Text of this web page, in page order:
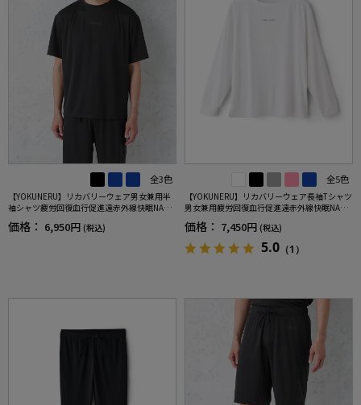
全3色
【YOKUNERU】リカバリーウェア男女兼用半
袖シャツ疲労回復血行促進遠赤外線快眠NANO
MIX(R)【一般医療機器】SS～LLサイズ
価格： 6,950円 (税込)
全5色
【YOKUNERU】リカバリーウェア長袖Tシャツ
男女兼用疲労回復血行促進遠赤外線快眠NANO
MIX(R)【一般医療機器】SS～LLサイズ
価格： 7,450円 (税込)
5.0 （1）